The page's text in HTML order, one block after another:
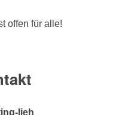
offen für alle!
Ijeh